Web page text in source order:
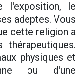
l'exposition, le
adeptes. Vous
cette religion a
thérapeutiques.
physiques et
ou d'une